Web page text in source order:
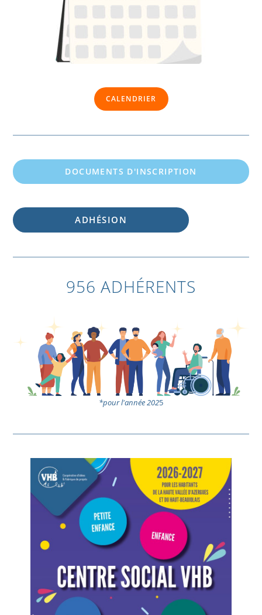
CALENDRIER
DOCUMENTS D'INSCRIPTION
ADHÉSION
956 ADHÉRENTS
*pour l'année 2025